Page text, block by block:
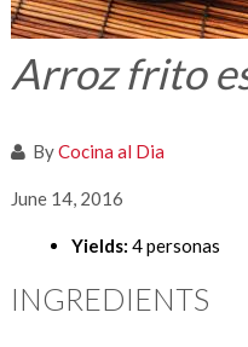
Arroz frito
ByCocina al Dia
June 14, 2016
Yields: 4 personas
INGREDIENTS